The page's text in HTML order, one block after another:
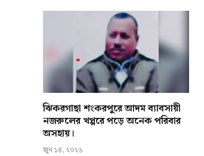
ঝিকরগাছা শংকরপুরে আদম ব্যাবসায়ী
নজরুলের খপ্পরে পড়ে অনেক পরিবার
অসহায়।
জুন ১৪, ২০২৬